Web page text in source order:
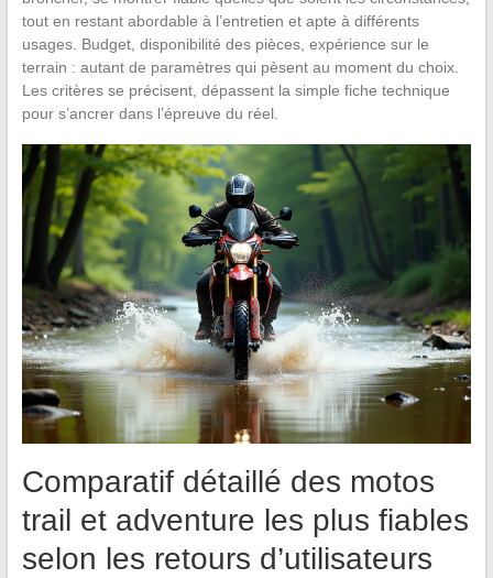
tout en restant abordable à l’entretien et apte à différents
usages. Budget, disponibilité des pièces, expérience sur le
terrain : autant de paramètres qui pèsent au moment du choix.
Les critères se précisent, dépassent la simple fiche technique
pour s’ancrer dans l’épreuve du réel.
Comparatif détaillé des motos
trail et adventure les plus fiables
selon les retours d’utilisateurs